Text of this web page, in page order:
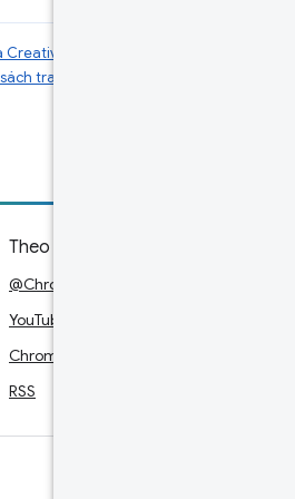
Commons
trang web của Google Developers
Theo dõi
@ChromiumDev trên X
YouTube
Chrome dành cho nhà phát triển trên
RSS